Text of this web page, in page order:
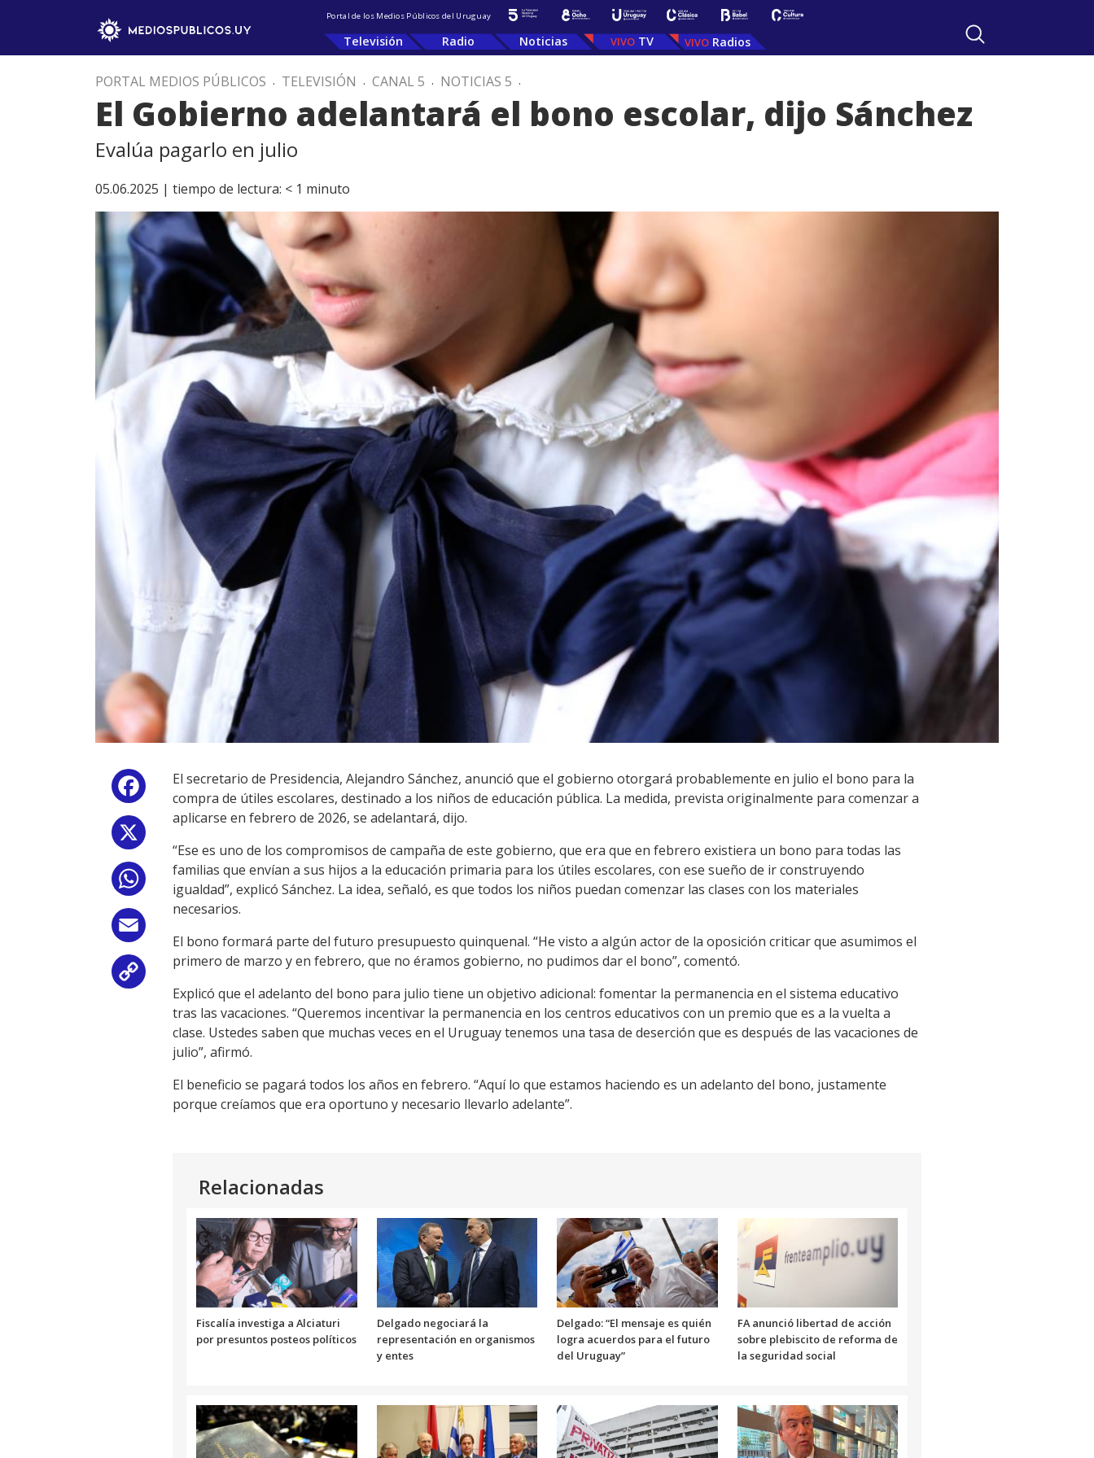
Portal de los Medios Públicos del Uruguay
Televisión Radio Noticias TV Radios
PORTAL MEDIOS PÚBLICOS . TELEVISIÓN . CANAL 5 . NOTICIAS 5 .
El Gobierno adelantará el bono escolar, dijo Sánchez
Evalúa pagarlo en julio
05.06.2025 | tiempo de lectura: < 1 minuto
Facebook
WhatsApp
Copy
Link
El secretario de Presidencia, Alejandro Sánchez, anunció que el gobierno otorgará probablemente en julio el bono para la
compra de útiles escolares, destinado a los niños de educación pública. La medida, prevista originalmente para comenzar a
aplicarse en febrero de 2026, se adelantará, dijo.
“Ese es uno de los compromisos de campaña de este gobierno, que era que en febrero existiera un bono para todas las
familias que envían a sus hijos a la educación primaria para los útiles escolares, con ese sueño de ir construyendo
igualdad”, explicó Sánchez. La idea, señaló, es que todos los niños puedan comenzar las clases con los materiales
necesarios.
El bono formará parte del futuro presupuesto quinquenal. “He visto a algún actor de la oposición criticar que asumimos el
primero de marzo y en febrero, que no éramos gobierno, no pudimos dar el bono”, comentó.
Explicó que el adelanto del bono para julio tiene un objetivo adicional: fomentar la permanencia en el sistema educativo
tras las vacaciones. “Queremos incentivar la permanencia en los centros educativos con un premio que es a la vuelta a
clase. Ustedes saben que muchas veces en el Uruguay tenemos una tasa de deserción que es después de las vacaciones de
julio”, afirmó.
El beneficio se pagará todos los años en febrero. “Aquí lo que estamos haciendo es un adelanto del bono, justamente
porque creíamos que era oportuno y necesario llevarlo adelante”.
Relacionadas
Fiscalía investiga a Alciaturi
por presuntos posteos políticos
Delgado negociará la
representación en organismos
y entes
Delgado: “El mensaje es quién
logra acuerdos para el futuro
del Uruguay”
FA anunció libertad de acción
sobre plebiscito de reforma de
la seguridad social